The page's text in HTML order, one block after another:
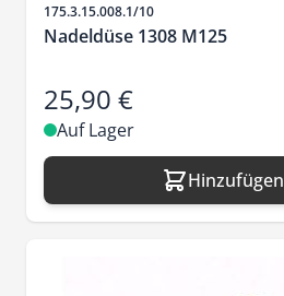
Artikelnr.
175.3.15.008.1/10
Nadeldüse 1308 M125
25,90 €
Auf Lager
Hinzufügen